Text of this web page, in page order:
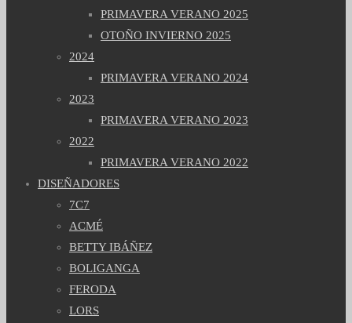
PRIMAVERA VERANO 2025
OTOÑO INVIERNO 2025
2024
PRIMAVERA VERANO 2024
2023
PRIMAVERA VERANO 2023
2022
PRIMAVERA VERANO 2022
DISEÑADORES
7C7
ACMÉ
BETTY IBÁÑEZ
BOLIGANGA
FERODA
LORS